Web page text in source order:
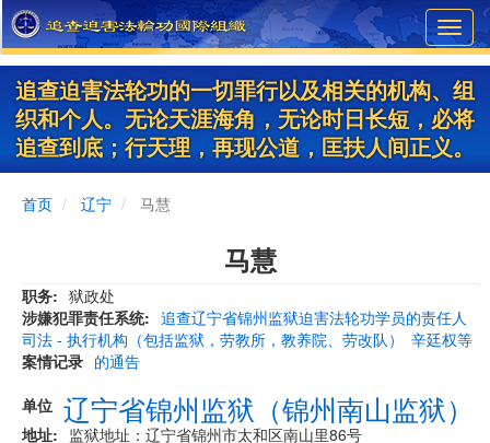
Skip
to
main
content
追查迫害法轮功的一切罪行以及相关的机构、组
织和个人。无论天涯海角，无论时日长短，必将
追查到底；行天理，再现公道，匡扶人间正义。
首页 辽宁 马慧
马慧
职务
狱政处
涉嫌犯罪责任系统
司法 - 执行机构（包括监狱，劳教所，教养院、劳改队）
案情记录
追查辽宁省锦州监狱迫害法轮功学员的责任人
辛廷权等
的通告
单位 辽宁省锦州监狱（锦州南山监狱）
地址
监狱地址：辽宁省锦州市太和区南山里86号